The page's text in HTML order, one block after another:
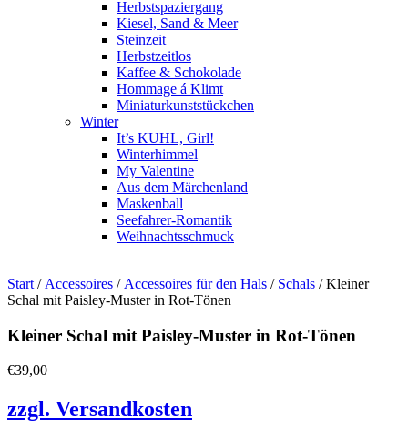
Herbstspaziergang
Kiesel, Sand & Meer
Steinzeit
Herbstzeitlos
Kaffee & Schokolade
Hommage á Klimt
Miniaturkunststückchen
Winter
It’s KUHL, Girl!
Winterhimmel
My Valentine
Aus dem Märchenland
Maskenball
Seefahrer-Romantik
Weihnachtsschmuck
Start / Accessoires / Accessoires für den Hals / Schals / Kleiner
Schal mit Paisley-Muster in Rot-Tönen
Kleiner Schal mit Paisley-Muster in Rot-Tönen
€39,00
zzgl. Versandkosten